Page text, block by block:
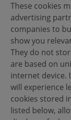
o
o
k
i
e
s
These cookies
advertising
companies to
show you
They do not
are based on
internet device.
will experience
cookies stored
listed below,